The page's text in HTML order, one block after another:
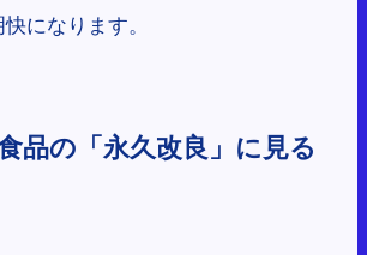
になります。
品の「永久改良」に見る